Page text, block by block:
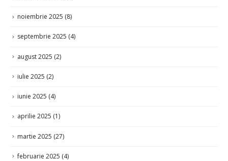
noiembrie 2025 (8)
septembrie 2025 (4)
august 2025 (2)
iulie 2025 (2)
iunie 2025 (4)
aprilie 2025 (1)
martie 2025 (27)
februarie 2025 (4)